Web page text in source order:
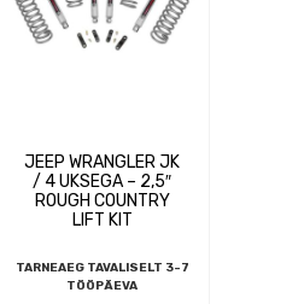
JEEP WRANGLER JK
/ 4 UKSEGA – 2,5″
ROUGH COUNTRY
LIFT KIT
TARNEAEG TAVALISELT 3-7
TÖÖPÄEVA